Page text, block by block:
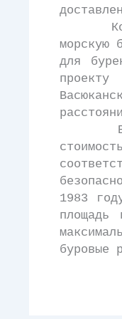
морскую
для
В
1983
буровые